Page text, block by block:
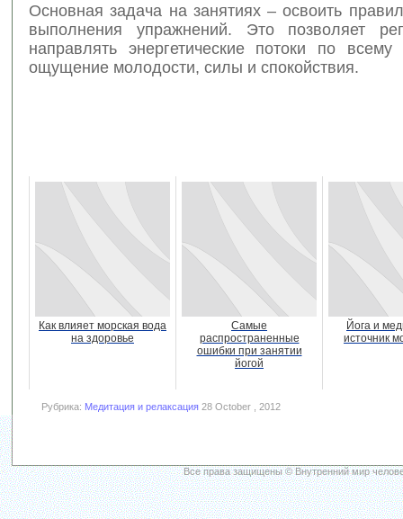
Основная задача на занятиях – освоить
выполнения упражнений. Это позволяет
направлять энергетические потоки по всему
ощущение молодости, силы и спокойствия.
Как влияет морская вода
на здоровье
Самые
распространенные
ошибки при занятии
йогой
Йога и
источник
Рубрика: Медитация и релаксация 28 October , 2012
Все права защищены © Внутренний мир